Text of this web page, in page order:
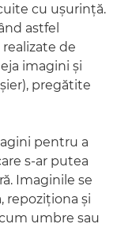
cu uşurinţă.
astfel
de
imagini şi
pregătite
pentru a
s-ar putea
Imaginile se
repoziţiona şi
umbre sau